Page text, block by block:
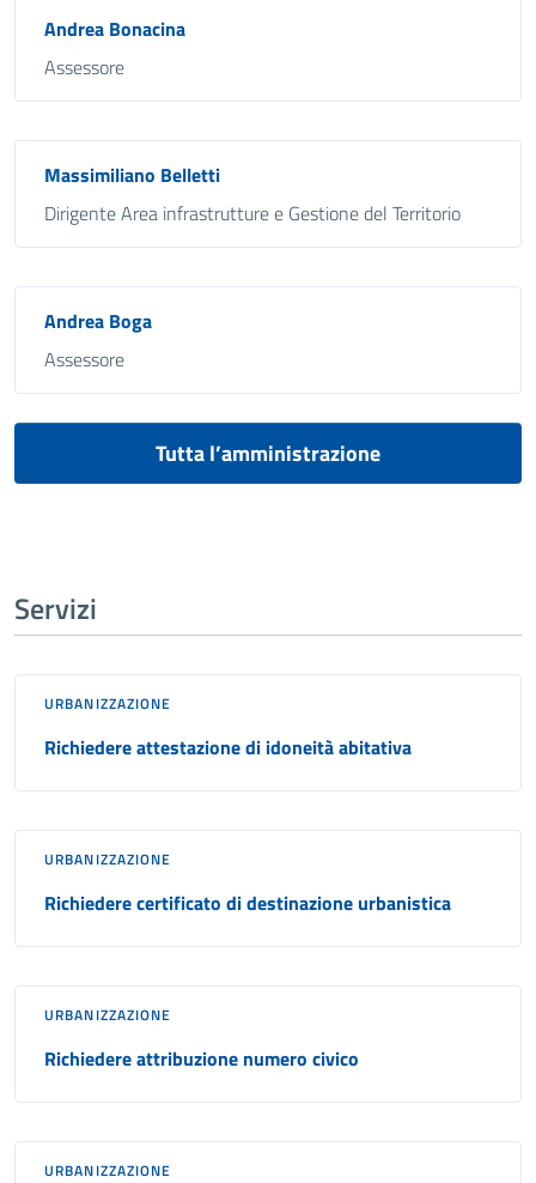
Andrea Bonacina
Assessore
Massimiliano Belletti
Dirigente Area infrastrutture e Gestione del Territorio
Andrea Boga
Assessore
Tutta l’amministrazione
Servizi
URBANIZZAZIONE
Richiedere attestazione di idoneità abitativa
URBANIZZAZIONE
Richiedere certificato di destinazione urbanistica
URBANIZZAZIONE
Richiedere attribuzione numero civico
URBANIZZAZIONE